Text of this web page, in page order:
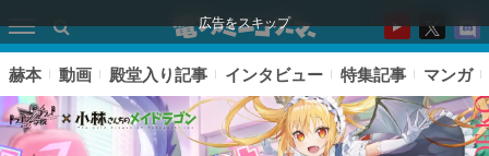
広告をスキップ
赫本 動画 殿堂入り記事 インタビュー 特集記事 マンガ